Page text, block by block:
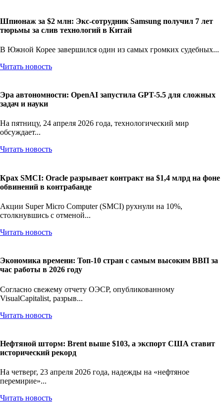
Шпионаж за $2 млн: Экс-сотрудник Samsung получил 7 лет
тюрьмы за слив технологий в Китай
В Южной Корее завершился один из самых громких судебных...
Читать новость
Эра автономности: OpenAI запустила GPT-5.5 для сложных
задач и науки
На пятницу, 24 апреля 2026 года, технологический мир
обсуждает...
Читать новость
Крах SMCI: Oracle разрывает контракт на $1,4 млрд на фоне
обвинений в контрабанде
Акции Super Micro Computer (SMCI) рухнули на 10%,
столкнувшись с отменой...
Читать новость
Экономика времени: Топ-10 стран с самым высоким ВВП за
час работы в 2026 году
Согласно свежему отчету ОЭСР, опубликованному
VisualCapitalist, разрыв...
Читать новость
Нефтяной шторм: Brent выше $103, а экспорт США ставит
исторический рекорд
На четверг, 23 апреля 2026 года, надежды на «нефтяное
перемирие»...
Читать новость